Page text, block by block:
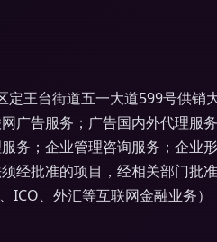
王台街道五一大道599号供销
广告服务；广告国内外代理服
务；企业管理咨询服务；企业
经批准的项目，经相关部门批
、外汇等互联网金融业务）